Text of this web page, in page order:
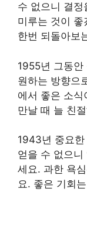
수 없으니 결
미루는 것이 좋
한번 되돌아보
1955년 그동안
원하는 방향으
에서 좋은 소
만날 때 늘 친
1943년 중요
얻을 수 없으니
세요. 과한 욕
요. 좋은 기회